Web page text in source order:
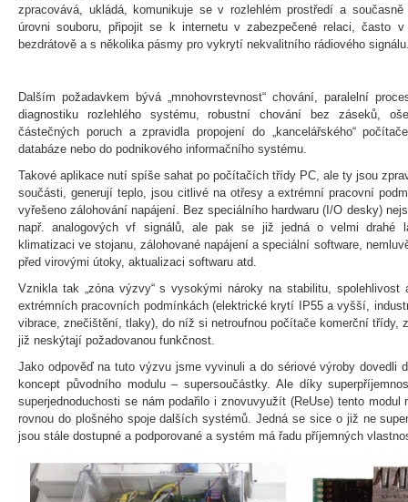
zpracovává, ukládá, komunikuje se v rozlehlém prostředí a
úrovni souboru, připojit se k internetu v zabezpečené relaci, často
bezdrátově a s několika pásmy pro vykrytí nekvalitního rádiového
Dalším požadavkem bývá „mnohovrstevnost“ chování, paralelní
diagnostiku rozlehlého systému, robustní chování bez záseků,
částečných poruch a zpravidla propojení do „kancelářského“
databáze nebo do podnikového informačního systému.
Takové aplikace nutí spíše sahat po počítačích třídy PC, ale ty jsou
součásti, generují teplo, jsou citlivé na otřesy a extrémní pracovní
vyřešeno zálohování napájení. Bez speciálního hardwaru (I/O desky)
např. analogových vf signálů, ale pak se již jedná o velmi drahé
klimatizaci ve stojanu, zálohované napájení a speciální software,
před virovými útoky, aktualizaci softwaru atd.
Vznikla tak „zóna výzvy“ s vysokými nároky na stabilitu, spolehlivost
extrémních pracovních podmínkách (elektrické krytí IP55 a vyšší,
vibrace, znečištění, tlaky), do níž si netroufnou počítače komerční třídy,
již neskýtají požadovanou funkčnost.
Jako odpověď na tuto výzvu jsme vyvinuli a do sériové výroby dovedli
koncept původního modulu – supersoučástky. Ale díky
superjednoduchosti se nám podařilo i znovuvyužít (ReUse) tento modul
rovnou do plošného spoje dalších systémů. Jedná se sice o již ne
jsou stále dostupné a podporované a systém má řadu příjemných